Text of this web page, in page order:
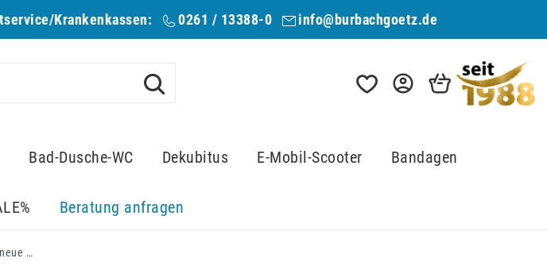
Krankenkassen: 0261 / 13388-0 info@burbachgoetz.de
Bad-Dusche-WC Dekubitus E-Mobil-Scooter Bandagen
Beratung anfragen
Bauerfeind GenuTrain Titan Silk, mit Silikonrand, Aktivbandage Kniegelenk, neue 8. Generation 2020, Train-Gestrick, Omega+ Pad, Komfortzone Kniekehle, hautfreundlich & atmungsaktiv